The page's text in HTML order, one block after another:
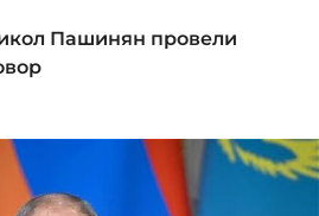
Пашинян провели